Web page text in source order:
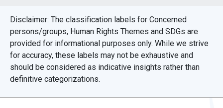
Filtrer par région
Montrer les résultats de - à
Disclaimer: The classification labels for Concerned
persons/groups, Human Rights Themes and SDGs are
provided for informational purposes only. While we strive
for accuracy, these labels may not be exhaustive and
should be considered as indicative insights rather than
definitive categorizations.